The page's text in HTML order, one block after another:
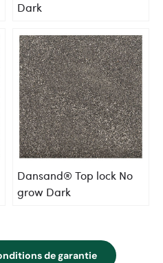
Dark
Dansand® Top lock No
grow Dark
de garantie